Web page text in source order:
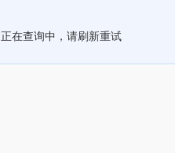
正在查询中，请刷新重试